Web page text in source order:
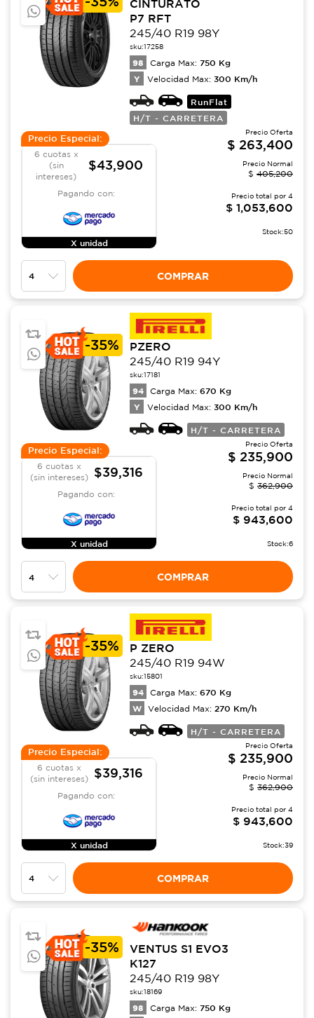
CINTURATO
P7 RFT
245/40 R19 98Y
sku:17258
98 Carga Max: 750 Kg
Y Velocidad Max: 300 Km/h
RunFlat
H/T - CARRETERA
Precio Especial:
6 cuotas x
(sin
intereses)
$43,900
Pagando con:
X unidad
Precio Oferta
$ 263,400
Precio Normal
$ 405,200
Precio total por 4
$ 1,053,600
Stock:50
COMPRAR
-35%
PZERO
245/40 R19 94Y
sku:17181
94 Carga Max: 670 Kg
Y Velocidad Max: 300 Km/h
H/T - CARRETERA
Precio Especial:
6 cuotas x
(sin intereses)
$39,316
Pagando con:
X unidad
Precio Oferta
$ 235,900
Precio Normal
$ 362,900
Precio total por 4
$ 943,600
Stock:6
COMPRAR
-35%
P ZERO
245/40 R19 94W
sku:15801
94 Carga Max: 670 Kg
W Velocidad Max: 270 Km/h
H/T - CARRETERA
Precio Especial:
6 cuotas x
(sin intereses)
$39,316
Pagando con:
X unidad
Precio Oferta
$ 235,900
Precio Normal
$ 362,900
Precio total por 4
$ 943,600
Stock:39
COMPRAR
-35%
VENTUS S1 EVO3
K127
245/40 R19 98Y
sku:18169
98 Carga Max: 750 Kg